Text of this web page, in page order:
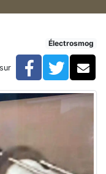
de La
sur le
Électrosmog
Facebook